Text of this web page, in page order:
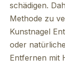
schädigen.
Methode zu
Kunstnagel
oder
Entfernen mit